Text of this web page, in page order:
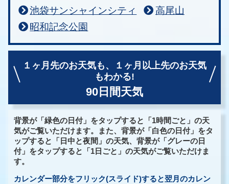
池袋サンシャインシティ
高尾山
昭和記念公園
１ヶ月先のお天気も、
１ヶ月以上先のお天気
もわかる!
90日間天気
背景が「緑色の日付」をタップすると「1時間ごと」の天
気がご覧いただけます。また、背景が「白色の日付」をタ
ップすると「日中と夜間」の天気、背景が「グレーの日
付」をタップすると「1日ごと」の天気がご覧いただけま
す。
カレンダー部分をフリック(スライド)すると翌月のカレン